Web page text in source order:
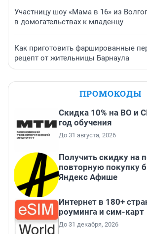
Участницу шоу «Мама в 16» из
в домогательствах к младенцу
Как приготовить фаршированные
рецепт от жительницы Барнаула
ПРОМОКОДЫ
Скидка 10% на ВО и
год обучения
До 31 августа, 2026
Получить скидку на
повторную покупку
Яндекс Афише
Интернет в 180+
роуминга и сим-карт
До 31 декабря, 2026